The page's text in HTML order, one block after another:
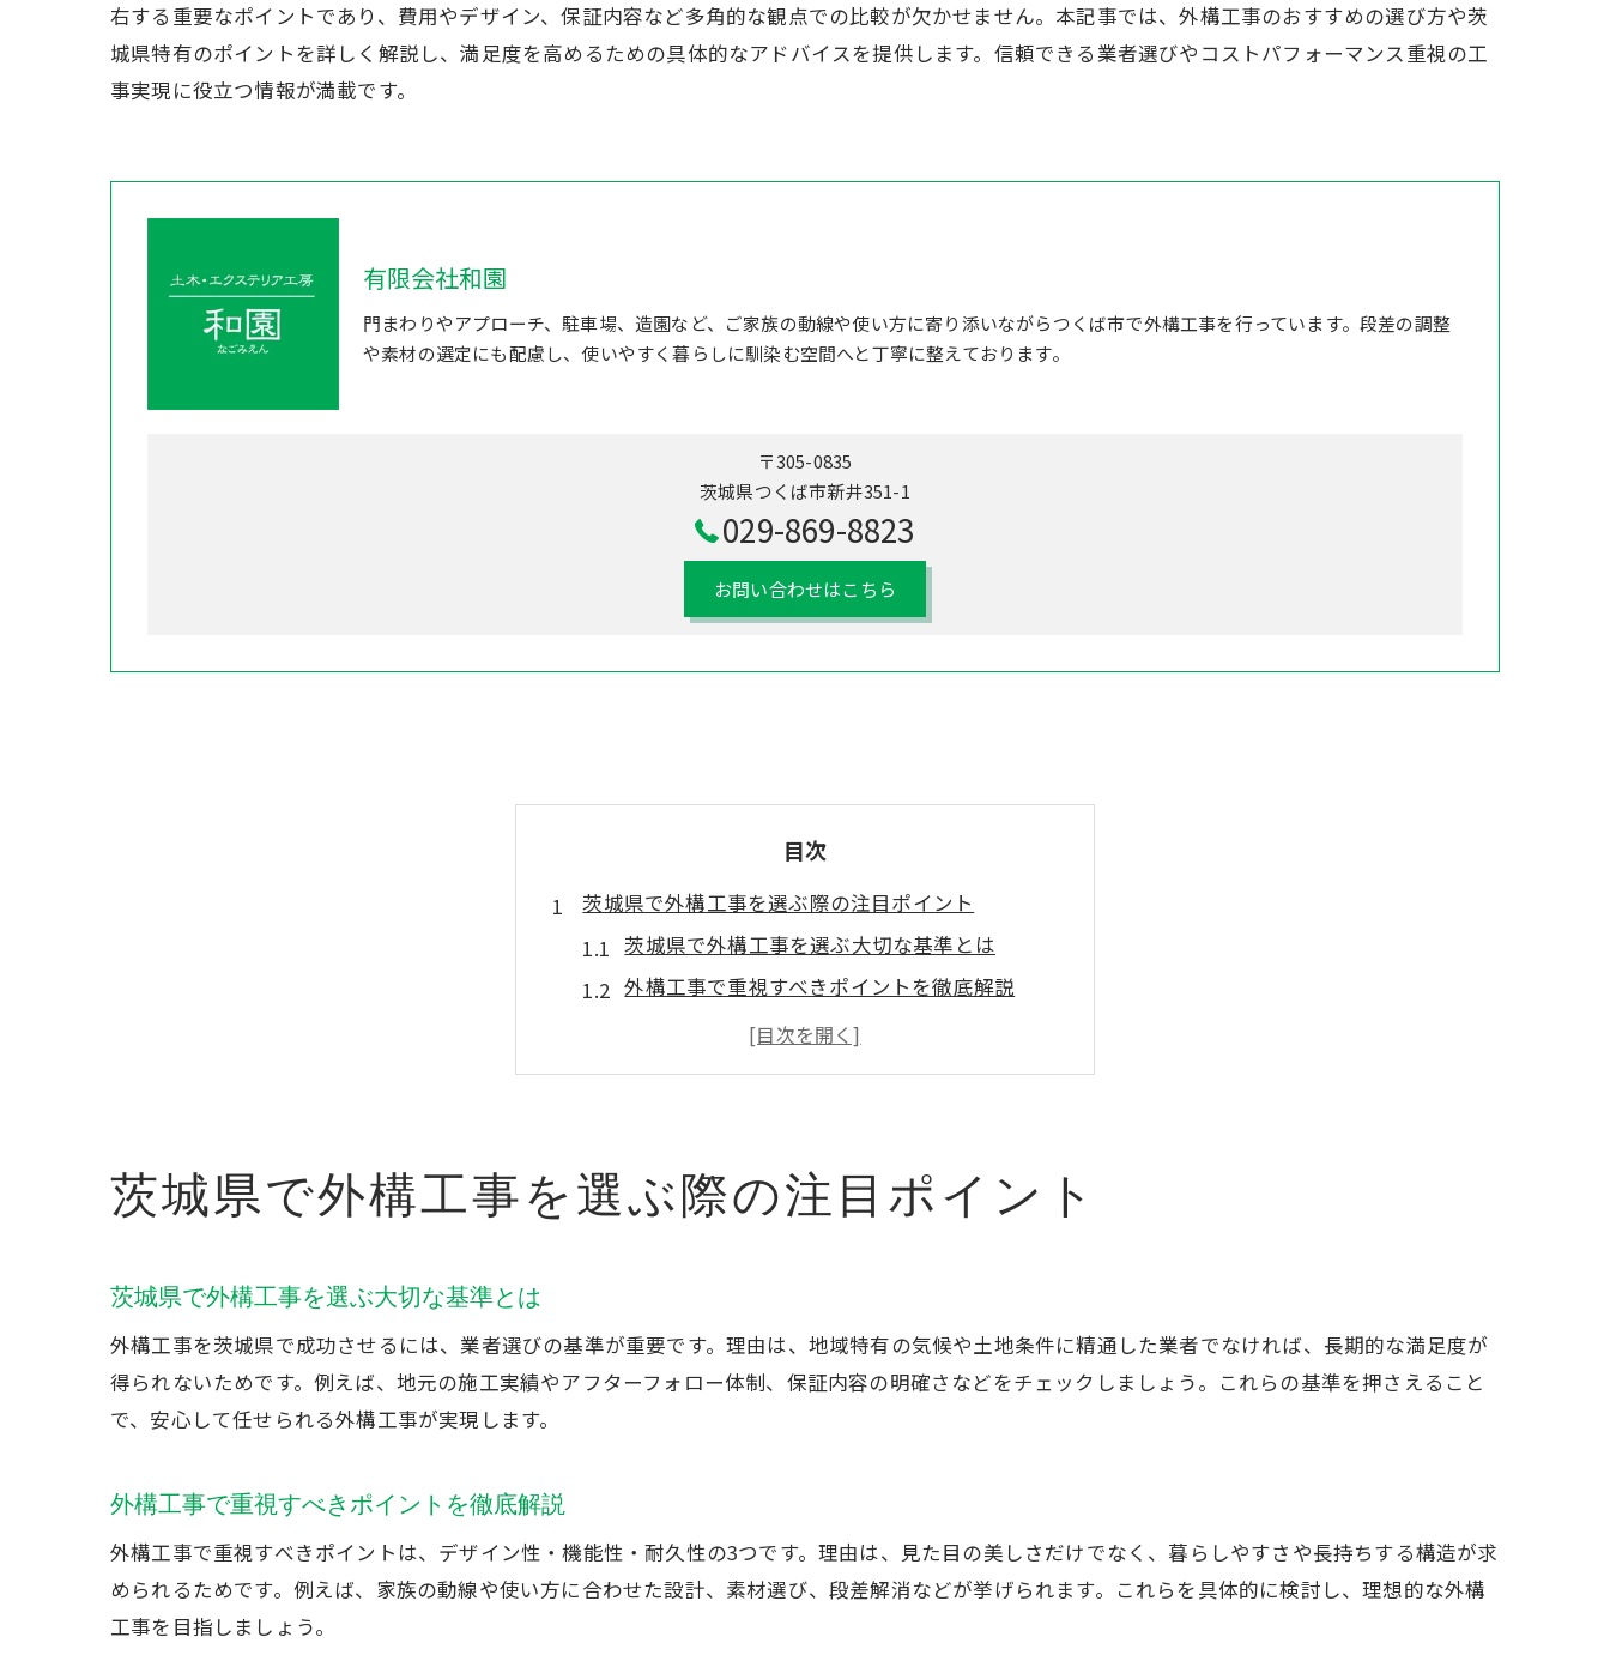
右する重要なポイントであり、費用やデザイン、保証内容など多角的な観点での比較が欠かせません。本記事では、外構工事のおすすめの選び方や茨
城県特有のポイントを詳しく解説し、満足度を高めるための具体的なアドバイスを提供します。信頼できる業者選びやコストパフォーマンス重視の工
事実現に役立つ情報が満載です。
有限会社和園
門まわりやアプローチ、駐車場、造園など、ご家族の動線や使い方に寄り添いながらつくば市で外構工事を行っています。段差の調整
や素材の選定にも配慮し、使いやすく暮らしに馴染む空間へと丁寧に整えております。
〒305-0835
茨城県つくば市新井351-1
029-869-8823
お問い合わせはこちら
目次
茨城県で外構工事を選ぶ際の注目ポイント
茨城県で外構工事を選ぶ大切な基準とは
外構工事で重視すべきポイントを徹底解説
茨城県の外構業者選びで失敗しないコツ
外構工事の口コミと評判をどう活かすか
外構工事の費用相場と賢い抑え方ガイド
外構工事の見積もり比較でコストダウンを実現
茨城県で人気の外構デザイン実例に注目
茨城県で外構工事を選ぶ際の注目ポイント
茨城県で外構工事を選ぶ大切な基準とは
外構工事を茨城県で成功させるには、業者選びの基準が重要です。理由は、地域特有の気候や土地条件に精通した業者でなければ、長期的な満足度が
得られないためです。例えば、地元の施工実績やアフターフォロー体制、保証内容の明確さなどをチェックしましょう。これらの基準を押さえること
で、安心して任せられる外構工事が実現します。
外構工事で重視すべきポイントを徹底解説
外構工事で重視すべきポイントは、デザイン性・機能性・耐久性の3つです。理由は、見た目の美しさだけでなく、暮らしやすさや長持ちする構造が求
められるためです。例えば、家族の動線や使い方に合わせた設計、素材選び、段差解消などが挙げられます。これらを具体的に検討し、理想的な外構
工事を目指しましょう。